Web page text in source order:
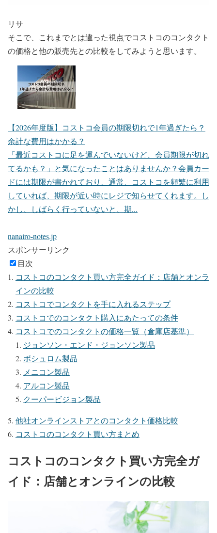
リサ
そこで、これまでとは違った視点でコストコのコンタクト
の価格と他の販売先との比較をしてみようと思います。
【2026年度版】コストコ会員の期限切れで1年過ぎたら？
余計な費用はかかる？
「最近コストコに足を運んでいないけど、会員期限が切れ
てるかも？」と気になったことはありませんか？会員カー
ドには期限が書かれており、通常、コストコを頻繁に利用
していれば、期限が近い時にレジで知らせてくれます。し
かし、しばらく行っていないと、期...
nanairo-notes.jp
スポンサーリンク
目次
コストコのコンタクト買い方完全ガイド：店舗とオンラ
インの比較
コストコでコンタクトを手に入れるステップ
コストコでのコンタクト購入にあたっての条件
コストコでのコンタクトの価格一覧（倉庫店基準）
ジョンソン・エンド・ジョンソン製品
ボシュロム製品
メニコン製品
アルコン製品
クーパービジョン製品
他社オンラインストアとのコンタクト価格比較
コストコのコンタクト買い方まとめ
コストコのコンタクト買い方完全ガ
イド：店舗とオンラインの比較